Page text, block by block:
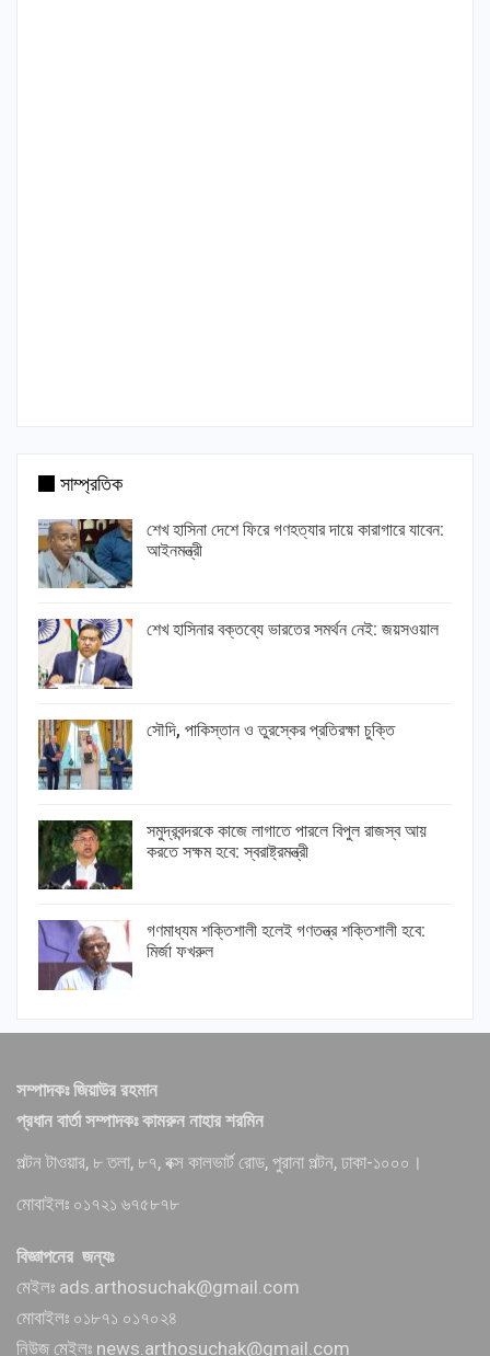
সাম্প্রতিক
শেখ হাসিনা দেশে ফিরে গণহত্যার দায়ে কারাগারে যাবেন:
আইনমন্ত্রী
শেখ হাসিনার বক্তব্যে ভারতের সমর্থন নেই: জয়সওয়াল
সৌদি, পাকিস্তান ও তুরস্কের প্রতিরক্ষা চুক্তি
সমুদ্রবন্দরকে কাজে লাগাতে পারলে বিপুল রাজস্ব আয়
করতে সক্ষম হবে: স্বরাষ্ট্রমন্ত্রী
গণমাধ্যম শক্তিশালী হলেই গণতন্ত্র শক্তিশালী হবে:
মির্জা ফখরুল
সম্পাদকঃ জিয়াউর রহমান
প্রধান বার্তা সম্পাদকঃ কামরুন নাহার শরমিন
পল্টন টাওয়ার, ৮ তলা, ৮৭, বক্স কালভার্ট রোড, পুরানা পল্টন, ঢাকা-১০০০।
মোবাইলঃ ০১৭২১ ৬৭৫৮৭৮
বিজ্ঞাপনের জন্যঃ
মেইলঃ ads.arthosuchak@gmail.com
মোবাইলঃ ০১৮৭১ ০১৭০২৪
নিউজ মেইলঃ news.arthosuchak@gmail.com